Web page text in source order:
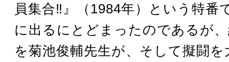
員集合‼』（1984年）という特番
に出るにとどまったのであるが
を菊池俊輔先生が、そして擬闘を